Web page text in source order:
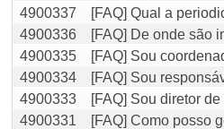
4900337
[FAQ] Qual a
4900336
[FAQ] De onde são
4900335
[FAQ] Sou
4900334
[FAQ] Sou
4900333
[FAQ] Sou diretor
4900331
[FAQ] Como posso